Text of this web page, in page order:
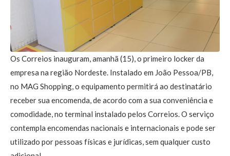
Os Correios inauguram, amanhã (15), o primeiro locker da
empresa na região Nordeste. Instalado em João Pessoa/PB,
no MAG Shopping, o equipamento permitirá ao destinatário
receber sua encomenda, de acordo com a sua conveniência e
comodidade, no terminal instalado pelos Correios. O serviço
contempla encomendas nacionais e internacionais e pode ser
utilizado por pessoas físicas e jurídicas, sem qualquer custo